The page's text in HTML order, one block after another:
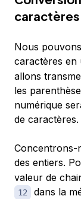
caractères
Nous
caractères en
allons
les
numérique
de caractères.
Concentrons-
des entiers.
valeur de
12 dans la